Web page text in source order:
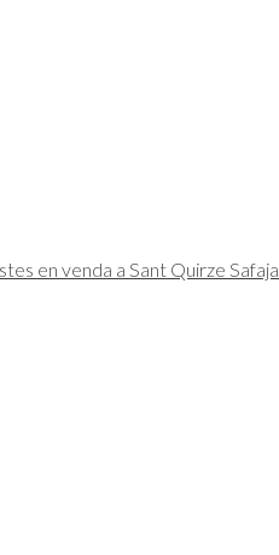
en venda a Sant Quirze Safaja